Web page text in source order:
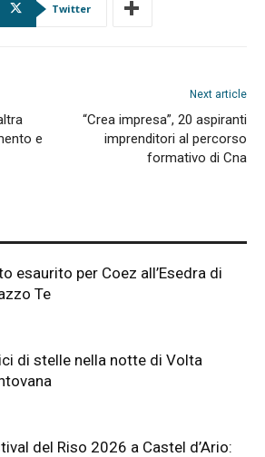
Twitter
e
Next article
“Crea impresa”, 20 aspiranti
imprenditori al percorso
formativo di Cna
esaurito per Coez all’Esedra di
Te
di stelle nella notte di Volta
del Riso 2026 a Castel d’Ario: